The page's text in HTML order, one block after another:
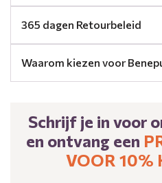
365 dagen Retourbeleid
Waarom kiezen voor
Schrijf je in voor
en ontvang een
VOOR 10%